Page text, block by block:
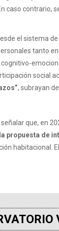
caso
el sistema
tanto
social
, subrayan
que, en
propuesta de
habitacional.